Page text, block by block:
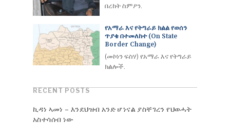
በረከት ስምዖን.
የአማራ እና የትግራይ ክልል የወሰን
ጥያቄ በተመለከተ (On State
Border Change)
(መኮነን ፍስሃ) የአማራ እና የትግራይ
ክልሎች.
RECENT POSTS
ኪዳነ ኣመነ – እንደህዝብ አንድ ሆነናል ያስቸገረን የህወሓት
አስተሳሰብ ነው